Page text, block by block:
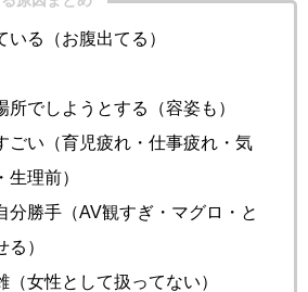
いる（お腹出てる）
所でしようとする（容姿も）
ごい（育児疲れ・仕事疲れ・気
生理前）
分勝手（AV観すぎ・マグロ・と
る）
（女性として扱ってない）